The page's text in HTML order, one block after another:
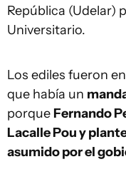
República (Udelar)
Universitario.
Los ediles fueron
que había un
porque Fernando
Lacalle Pou y
asumido por el